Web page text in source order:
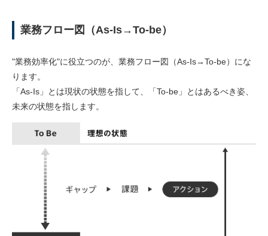
業務フロー図（As-Is→To-be）
"業務効率化"に役立つのが、業務フロー図（As-Is→To-be）にな
ります。
「As-Is」とは現状の状態を指して、「To-be」とはあるべき姿、
未来の状態を指します。